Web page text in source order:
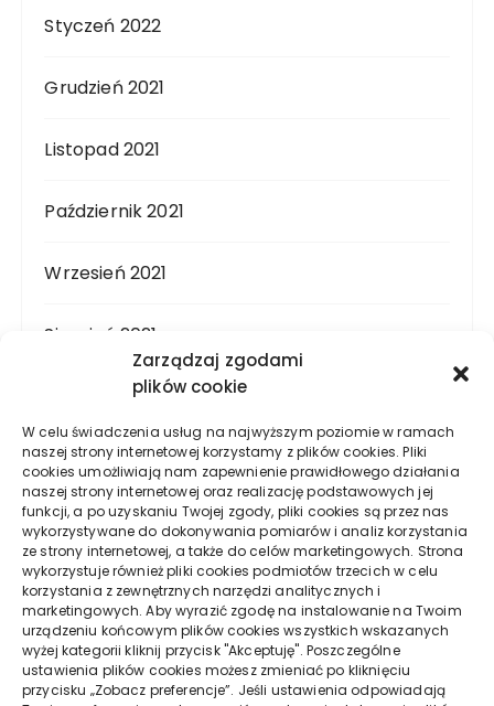
Zarządzaj zgodami
plików cookie
W celu świadczenia usług na najwyższym poziomie w ramach
naszej strony internetowej korzystamy z plików cookies. Pliki
cookies umożliwiają nam zapewnienie prawidłowego działania
naszej strony internetowej oraz realizację podstawowych jej
funkcji, a po uzyskaniu Twojej zgody, pliki cookies są przez nas
wykorzystywane do dokonywania pomiarów i analiz korzystania
ze strony internetowej, a także do celów marketingowych. Strona
wykorzystuje również pliki cookies podmiotów trzecich w celu
korzystania z zewnętrznych narzędzi analitycznych i
marketingowych. Aby wyrazić zgodę na instalowanie na Twoim
urządzeniu końcowym plików cookies wszystkich wskazanych
wyżej kategorii kliknij przycisk "Akceptuję". Poszczególne
ustawienia plików cookies możesz zmieniać po kliknięciu
przycisku „Zobacz preferencje”. Jeśli ustawienia odpowiadają
Styczeń 2022
Grudzień 2021
Listopad 2021
Październik 2021
Wrzesień 2021
Sierpień 2021
Lipiec 2021
Czerwiec 2021
Maj 2021
Kwiecień 2021
Marzec 2021